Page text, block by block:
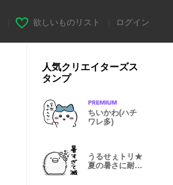
欲しいものリスト ログイン
人気クリエイターズス
タンプ
ちいかわ(ハチ
ワレ多)
うるせぇトリ★
夏の暑さに耐え